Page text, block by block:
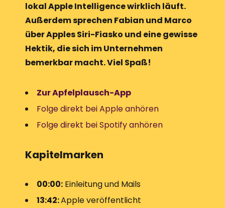
lokal Apple Intelligence wirklich läuft.
Außerdem sprechen Fabian und Marco
über Apples Siri-Fiasko und eine gewisse
Hektik, die sich im Unternehmen
bemerkbar macht. Viel Spaß!
Zur Apfelplausch-App
Folge direkt bei Apple anhören
Folge direkt bei Spotify anhören
Kapitelmarken
00:00: Einleitung und Mails
13:42:Apple veröffentlicht